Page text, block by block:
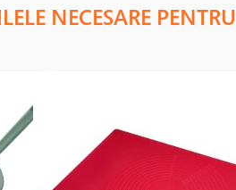
NECESARE PENTRU